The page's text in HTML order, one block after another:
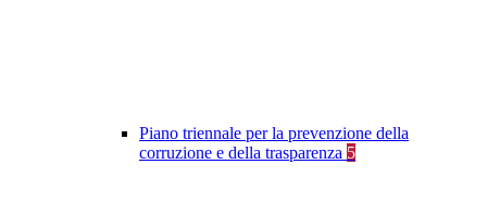
Piano triennale per la prevenzione della
corruzione e della trasparenza 5